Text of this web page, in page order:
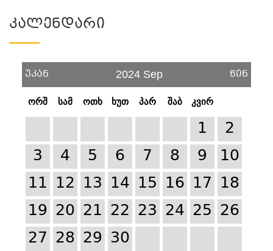
Კალენდარი
უკან 2024 Sep წინ
ორშ სამ ოთხ ხუთ პარ შაბ კვირ
1
2
3
4 5 6 7 8 9
10
11 12 13 14 15 16 17 18
19 20 21 22 23 24 25 26
27 28 29 30